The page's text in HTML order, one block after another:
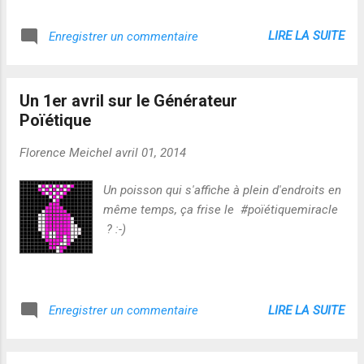
Enregistrer un commentaire LIRE LA SUITE
Un 1er avril sur le Générateur
Poïétique
Florence Meichel avril 01, 2014
Un poisson qui s'affiche à plein d'endroits en
même temps, ça frise le #poïétiquemiracle
? :-)
Enregistrer un commentaire LIRE LA SUITE